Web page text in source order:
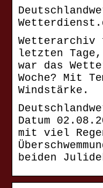
letzten Tage,
war das
Woche? Mit
Windstärke.
Datum
mit viel
beiden